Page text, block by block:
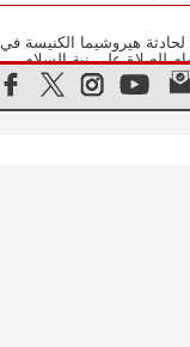
في الذكرى الـ ٨١ لحادثة هيروشيما الكنيسة في
زيارة البابا ستعزز